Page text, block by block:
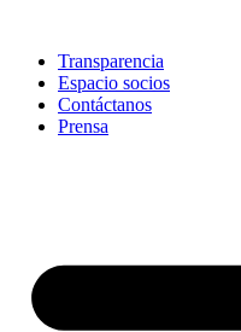
contentTransparencia
Espacio socios
Contáctanos
Prensa